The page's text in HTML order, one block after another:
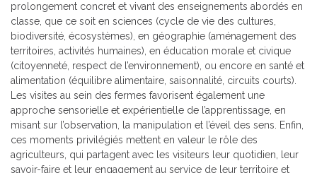
prolongement concret et vivant des enseignements abordés en
classe, que ce soit en sciences (cycle de vie des cultures,
biodiversité, écosystèmes), en géographie (aménagement des
territoires, activités humaines), en éducation morale et civique
(citoyenneté, respect de l’environnement), ou encore en santé et
alimentation (équilibre alimentaire, saisonnalité, circuits courts).
Les visites au sein des fermes favorisent également une
approche sensorielle et expérientielle de l’apprentissage, en
misant sur l’observation, la manipulation et l’éveil des sens. Enfin,
ces moments privilégiés mettent en valeur le rôle des
agriculteurs, qui partagent avec les visiteurs leur quotidien, leur
savoir-faire et leur engagement au service de leur territoire et